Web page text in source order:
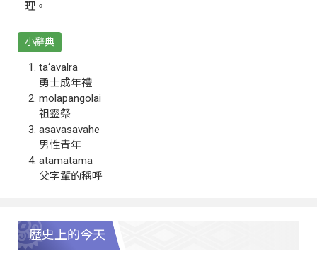
理。
小辭典
ta‘avalra
勇士成年禮
molapangolai
祖靈祭
asavasavahe
男性青年
atamatama
父字輩的稱呼
歷史上的今天